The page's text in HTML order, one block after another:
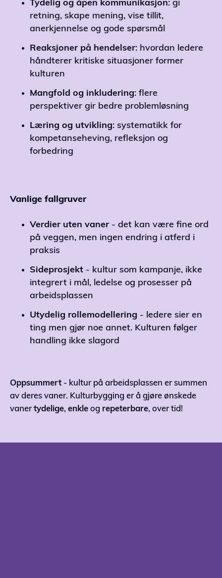
Tydelig og åpen kommunikasjon: gi
retning, skape mening, vise tillit,
anerkjennelse og gode spørsmål
Reaksjoner på hendelser: hvordan ledere
håndterer kritiske situasjoner former
kulturen
Mangfold og inkludering: flere
perspektiver gir bedre problemløsning
Læring og utvikling: systematikk for
kompetanseheving, refleksjon og
forbedring
Vanlige fallgruver
Verdier uten vaner - det kan være fine ord
på veggen, men ingen endring i atferd i
praksis
Sideprosjekt - kultur som kampanje, ikke
integrert i mål, ledelse og prosesser på
arbeidsplassen
Utydelig rollemodellering - ledere sier en
ting men gjør noe annet. Kulturen følger
handling ikke slagord
Oppsummert - kultur på arbeidsplassen er summen
av deres vaner. Kulturbygging er å gjøre ønskede
vanertydelige, enkle og repeterbare, over tid!